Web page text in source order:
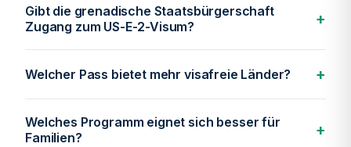
Gibt die grenadische Staatsbürgerschaft
Zugang zum US-E-2-Visum?
+
Welcher Pass bietet mehr visafreie Länder? +
Welches Programm eignet sich besser für
Familien?
+